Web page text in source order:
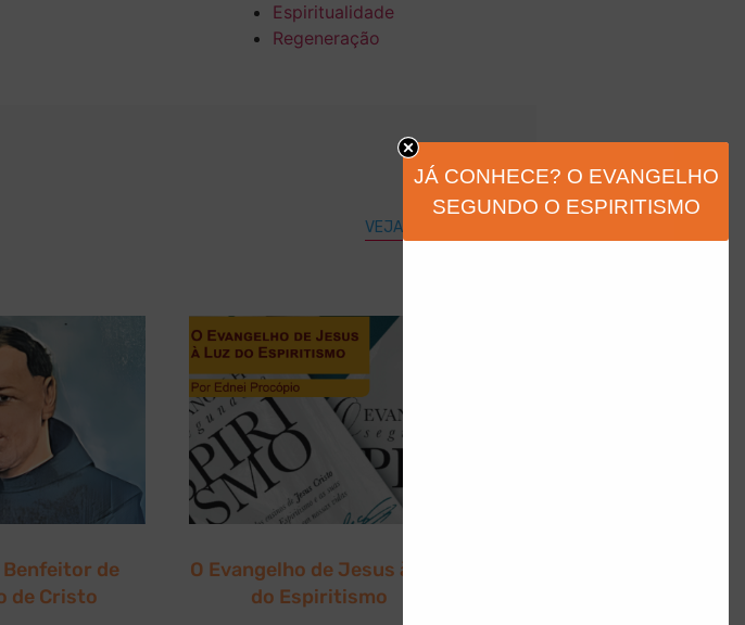
Espiritualidade
Regeneração
VEJA MAIS
Benfeitor de
de Cristo
O Evangelho de Jesus à Luz
do Espiritismo
JÁ CONHECE? O EVANGELHO
SEGUNDO O ESPIRITISMO